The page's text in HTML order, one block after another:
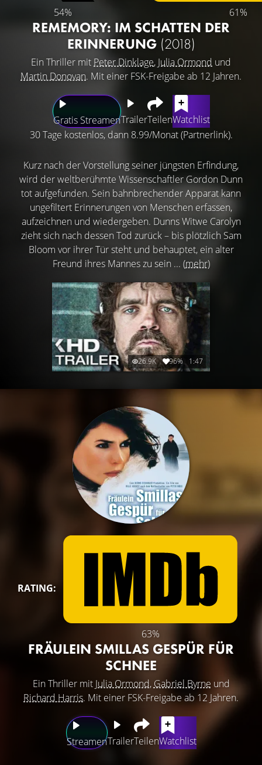
54% 61%
REMEMORY: IM SCHATTEN DER
ERINNERUNG (2018)
Ein Thriller mit Peter Dinklage, Julia Ormond und
Martin Donovan. Mit einer FSK-Freigabe ab 12 Jahren.
Gratis StreamenTrailerTeilenWatchlist
30 Tage kostenlos, dann 8.99/Monat (Partnerlink).
Kurz nach der Vorstellung seiner jüngsten Erfindung,
wird der weltberühmte Wissenschaftler Gordon Dunn
tot aufgefunden. Sein bahnbrechender Apparat kann
ungefiltert Erinnerungen von Menschen erfassen,
aufzeichnen und wiedergeben. Dunns Witwe Carolyn
zieht sich nach dessen Tod zurück – bis plötzlich Sam
Bloom vor ihrer Tür steht und behauptet, ein alter
Freund ihres Mannes zu sein ... (mehr)
26.9K 96% 1:47
RATING:
63%
FRÄULEIN SMILLAS GESPÜR FÜR
SCHNEE
Ein Thriller mit Julia Ormond, Gabriel Byrne und
Richard Harris. Mit einer FSK-Freigabe ab 12 Jahren.
StreamenTrailerTeilenWatchlist